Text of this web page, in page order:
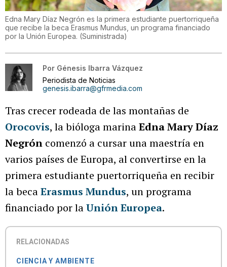
Edna Mary Díaz Negrón es la primera estudiante puertorriqueña
que recibe la beca Erasmus Mundus, un programa financiado
por la Unión Europea. (Suministrada)
Por Génesis Ibarra Vázquez
Periodista de Noticias
genesis.ibarra@gfrmedia.com
Tras crecer rodeada de las montañas de
Orocovis, la bióloga marinaEdna Mary Díaz
Negrón comenzó a cursar una maestría en
varios países de Europa, al convertirse en la
primera estudiante puertorriqueña en recibir
la becaErasmus Mundus, un programa
financiado por laUnión Europea.
RELACIONADAS
CIENCIA Y AMBIENTE